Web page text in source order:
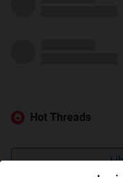
Hot Threads